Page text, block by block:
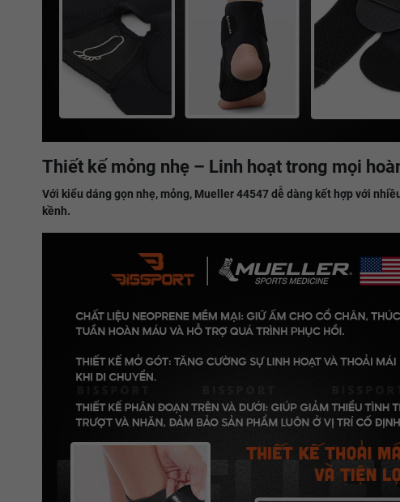
Thiết kế mỏng nhẹ – Linh hoạt trong mọi
Với kiểu dáng gọn nhẹ, mỏng, Mueller 44547 dễ dàng kết hợp với
kềnh.